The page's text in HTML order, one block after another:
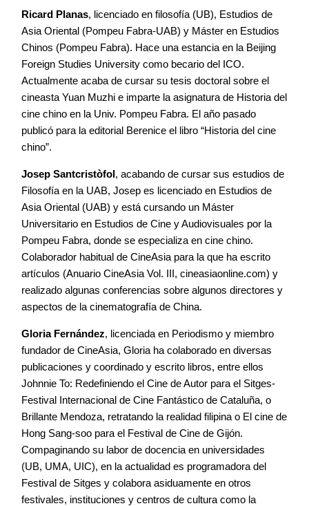
Ricard Planas, licenciado en filosofía (UB), Estudios de
Asia Oriental (Pompeu Fabra-UAB) y Máster en Estudios
Chinos (Pompeu Fabra). Hace una estancia en la Beijing
Foreign Studies University como becario del ICO.
Actualmente acaba de cursar su tesis doctoral sobre el
cineasta Yuan Muzhi e imparte la asignatura de Historia del
cine chino en la Univ. Pompeu Fabra. El año pasado
publicó para la editorial Berenice el libro “Historia del cine
chino”.
Josep Santcristòfol, acabando de cursar sus estudios de
Filosofía en la UAB, Josep es licenciado en Estudios de
Asia Oriental (UAB) y está cursando un Máster
Universitario en Estudios de Cine y Audiovisuales por la
Pompeu Fabra, donde se especializa en cine chino.
Colaborador habitual de CineAsia para la que ha escrito
artículos (Anuario CineAsia Vol. III, cineasiaonline.com) y
realizado algunas conferencias sobre algunos directores y
aspectos de la cinematografía de China.
Gloria Fernández, licenciada en Periodismo y miembro
fundador de CineAsia, Gloria ha colaborado en diversas
publicaciones y coordinado y escrito libros, entre ellos
Johnnie To: Redefiniendo el Cine de Autor para el Sitges-
Festival Internacional de Cine Fantástico de Cataluña, o
Brillante Mendoza, retratando la realidad filipina o El cine de
Hong Sang-soo para el Festival de Cine de Gijón.
Compaginando su labor de docencia en universidades
(UB, UMA, UIC), en la actualidad es programadora del
Festival de Sitges y colabora asiduamente en otros
festivales, instituciones y centros de cultura como la